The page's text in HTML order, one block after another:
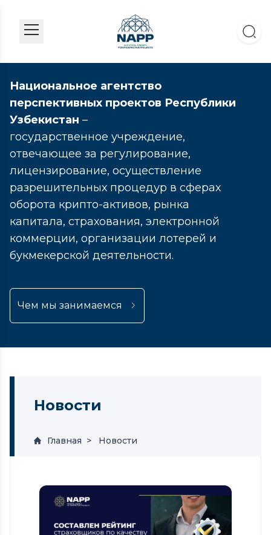
Национальное агентство
перспективных проектов Республики
Узбекистан –
государственное учреждение,
отвечающее за регулирование,
лицензирование, осуществление
разрешительных процедур в сферах
оборота крипто-активов, рынка
капитала, страхования, электронной
коммерции, организации лотерей и
букмекерской деятельности.
Чем мы занимаемся
Новости
Главная Новости